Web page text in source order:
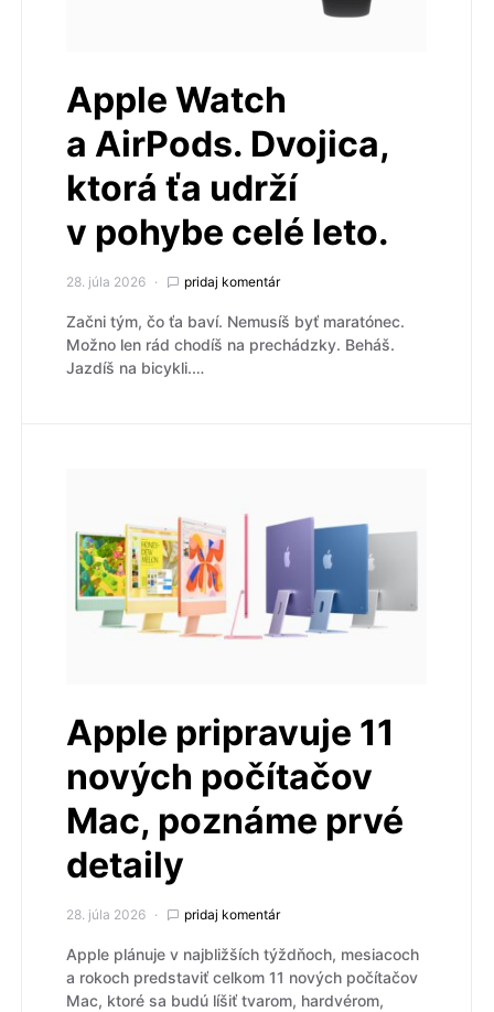
Apple Watch
a AirPods. Dvojica,
ktorá ťa udrží
v pohybe celé leto.
28. júla 2026 pridaj komentár
Začni tým, čo ťa baví. Nemusíš byť maratónec.
Možno len rád chodíš na prechádzky. Beháš.
Jazdíš na bicykli.…
Apple pripravuje 11
nových počítačov
Mac, poznáme prvé
detaily
28. júla 2026 pridaj komentár
Apple plánuje v najbližších týždňoch, mesiacoch
a rokoch predstaviť celkom 11 nových počítačov
Mac, ktoré sa budú líšiť tvarom, hardvérom,